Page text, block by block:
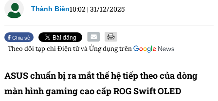
Thành Biên10:02 |31/12/2025
Chia sẻ
Theo dõi tạp chíĐiện tử và Ứng dụngtrên
ASUS chuẩn bị ra mắt thế hệ tiếp theo của dòng
màn hình gaming cao cấp ROG Swift OLED